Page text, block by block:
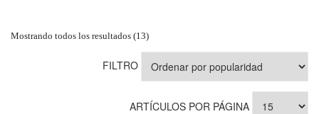
Mostrando todos los resultados (13)
FILTRO
ARTÍCULOS POR PÁGINA